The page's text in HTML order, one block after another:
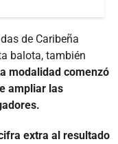
de Caribeña
balota, también
modalidad comenzó
ampliar las
extra al resultado